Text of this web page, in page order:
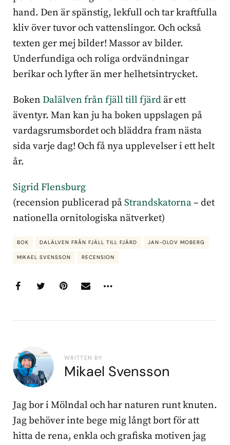
hand. Den är spänstig, lekfull och tar kraftfulla
kliv över tuvor och vattenslingor. Och också
texten ger mej bilder! Massor av bilder.
Underfundiga och roliga ordvändningar
berikar och lyfter än mer helhetsintrycket.
Boken Dalälven från fjäll till fjärd är ett
äventyr. Man kan ju ha boken uppslagen på
vardagsrumsbordet och bläddra fram nästa
sida varje dag! Och få nya upplevelser i ett helt
år.
Sigrid Flensburg
(recension publicerad påStrandskatorna– det
nationella ornitologiska nätverket)
BOK DALÄLVEN FRÅN FJÄLL TILL FJÄRD JAN-OLOV MOBERG
MIKAEL SVENSSON RECENSION
WRITTEN BY
Mikael Svensson
Jag bor i Mölndal och har naturen runt knuten.
Jag behöver inte bege mig långt bort för att
hitta de rena, enkla och grafiska motiven jag